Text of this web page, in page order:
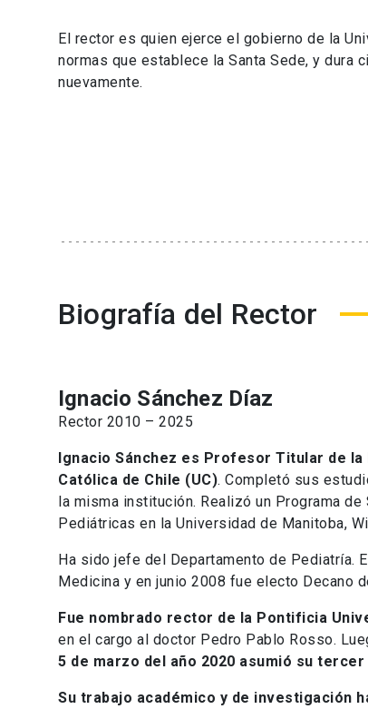
El rector es quien ejerce el gobierno de la
normas que establece la Santa Sede, y
nuevamente.
Biografía del Rector
Ignacio Sánchez Díaz
Rector 2010 – 2025
Ignacio Sánchez es Profesor Titular de
Católica de Chile (UC). Completó sus
la misma institución. Realizó un Programa
Pediátricas en la Universidad de Manitoba,
Ha sido jefe del Departamento de Pediatría.
Medicina y en junio 2008 fue electo Decano
Fue nombrado rector de la Pontificia
en el cargo al doctor Pedro Pablo Rosso.
5 de marzo del año 2020 asumió su
Su trabajo académico y de investigación